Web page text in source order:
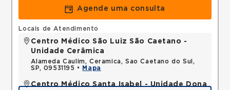
Agende uma consulta
Locais de Atendimento
Centro Médico São Luiz São Caetano -
Unidade Cerâmica
Alameda Caulim, Ceramica, Sao Caetano do Sul,
SP, 09531195 •
Mapa
Centro Médico Santa Isabel - Unidade Dona